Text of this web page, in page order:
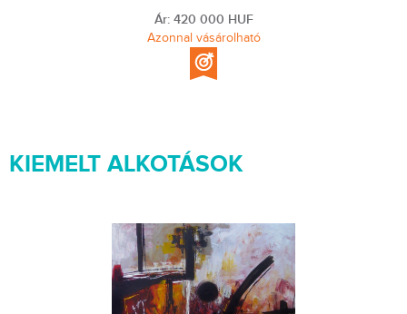
Ár: 420 000 HUF
Azonnal vásárolható
KIEMELT ALKOTÁSOK